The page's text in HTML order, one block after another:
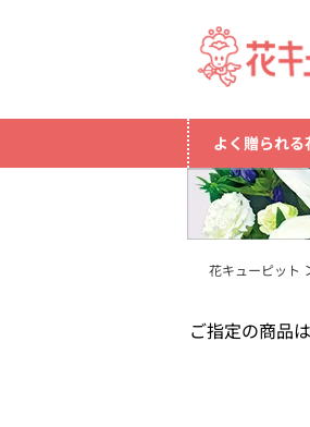
よく贈られる
花キューピット
ご指定の商品